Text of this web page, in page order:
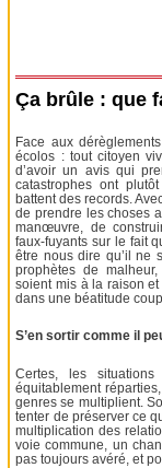
Ça brûle : que
Face aux
écolos : tout citoyen
d’avoir un avis qui
catastrophes ont
battent des records.
de prendre les choses
manœuvre, de
faux-fuyants sur le fait
être nous dire qu’il ne
prophètes de
soient mis à la raison
dans une béatitude
S’en sortir comme il
Certes, les
équitablement
genres se multiplient.
tenter de préserver ce
multiplication des
voie commune, un
pas toujours avéré, et